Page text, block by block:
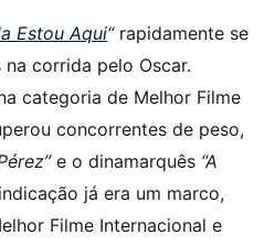
Estou Aqui“rapidamente se
corrida pelo Oscar.
categoria de Melhor Filme
concorrentes de peso,
e o dinamarquês “A
já era um marco,
Filme Internacional e